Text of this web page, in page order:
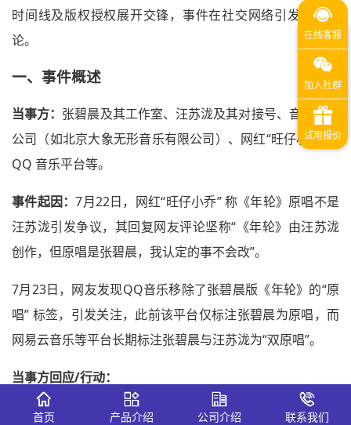
时间线及版权授权展开交锋，事件在社交网络引发广泛讨
论。
一、 事件概述
当事方： 张碧晨及其工作室、汪苏泷及其对接号、音乐制作
公司（如北京大象无形音乐有限公司）、网红“旺仔小乔”、
QQ 音乐平台等。
事件起因：7月22日，网红“旺仔小乔” 称《年轮》原唱不是
汪苏泷引发争议，其回复网友评论坚称“《年轮》由汪苏泷
创作，但原唱是张碧晨，我认定的事不会改”。
7月23日，网友发现QQ音乐移除了张碧晨版《年轮》的“原
唱” 标签，引发关注，此前该平台仅标注张碧晨为原唱，而
网易云音乐等平台长期标注张碧晨与汪苏泷为“双原唱”。
当事方回应/行动：
张碧晨工作室： 7月25日凌晨发布声明，强调 2015年6月15
首页 产品介绍 公司介绍 联系我们